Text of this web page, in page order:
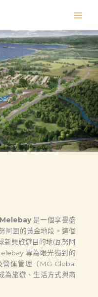
是一個享譽盛
阿圖的黃金地段。這個
新興旅遊目的地(瓦努阿
專為眼光獨到的
營運管理（MG Global
為旅遊、生活方式與商